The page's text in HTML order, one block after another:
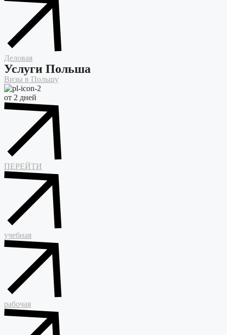
Деловая
Услуги Польша
Визы в Польшу
от 2 дней
ПЕРЕЙТИ
учебная
рабочая